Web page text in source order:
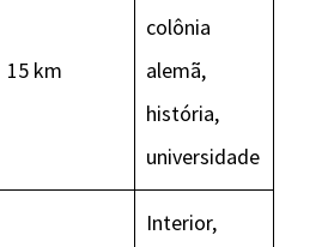
15 km
colônia
alemã,
história,
universidade
Interior,